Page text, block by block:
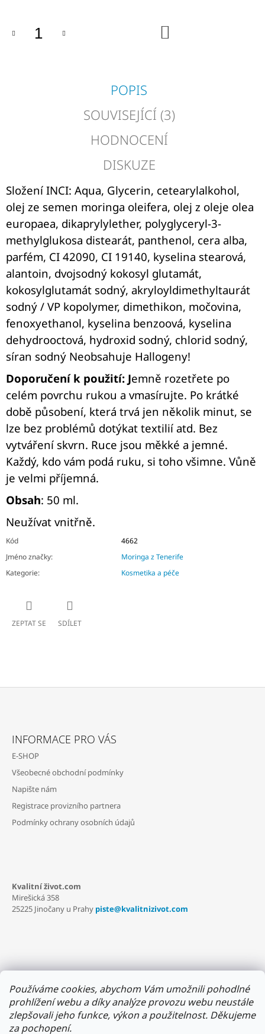
Používáme cookies, abychom Vám umožnili pohodlné
prohlížení webu a díky analýze provozu webu neustále
zlepšovali jeho funkce, výkon a použitelnost. Děkujeme
za pochopení.
POPIS
SOUVISEJÍCÍ (3)
HODNOCENÍ
DISKUZE
Složení INCI: Aqua, Glycerin, cetearylalkohol,
olej ze semen moringa oleifera, olej z oleje olea
europaea, dikaprylylether, polyglyceryl-3-
methylglukosa distearát, panthenol, cera alba,
parfém, CI 42090, CI 19140, kyselina stearová,
alantoin, dvojsodný kokosyl glutamát,
kokosylglutamát sodný, akryloyldimethyltaurát
sodný / VP kopolymer, dimethikon, močovina,
fenoxyethanol, kyselina benzoová, kyselina
dehydrooctová, hydroxid sodný, chlorid sodný,
síran sodný Neobsahuje Hallogeny!
Doporučení k použití: Jemně rozetřete po
celém povrchu rukou a vmasírujte. Po krátké
době působení, která trvá jen několik minut, se
lze bez problémů dotýkat textilií atd. Bez
vytváření skvrn. Ruce jsou měkké a jemné.
Každý, kdo vám podá ruku, si toho všimne. Vůně
je velmi příjemná.
Obsah: 50 ml.
Neužívat vnitřně.
Kód
4662
Jméno značky:
Moringa z Tenerife
Kategorie: Kosmetika a péče
ZEPTAT SE SDÍLET
INFORMACE PRO VÁS
E-SHOP
Všeobecné obchodní podmínky
Napište nám
Registrace provizního partnera
Podmínky ochrany osobních údajů
Kvalitní život.com
Mirešická 358
25225 Jinočany u Prahy piste@kvalitnizivot.com